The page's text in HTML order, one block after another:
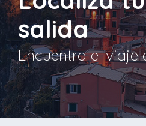
salida
Encuentra el viaje